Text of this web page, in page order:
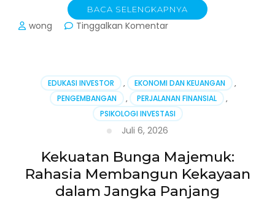
BACA SELENGKAPNYA
wong Tinggalkan Komentarpada
Strategi
Investasi
Paling
Cerdas
yang
Ingin
Kaya
Tanpa
EDUKASI INVESTOR , EKONOMI DAN KEUANGAN
,
PENGEMBANGAN
, PERJALANAN FINANSIAL
,
PSIKOLOGI INVESTASI
Juli 6, 2026
Kekuatan Bunga Majemuk:
Rahasia Membangun Kekayaan
dalam Jangka Panjang